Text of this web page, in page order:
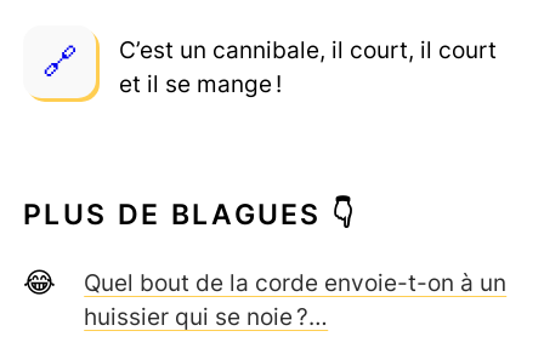
C’est un cannibale, il court, il court
et il se mange !
PLUS DE BLAGUES 👇
Quel bout de la corde envoie-t-on à un
huissier qui se noie ?…